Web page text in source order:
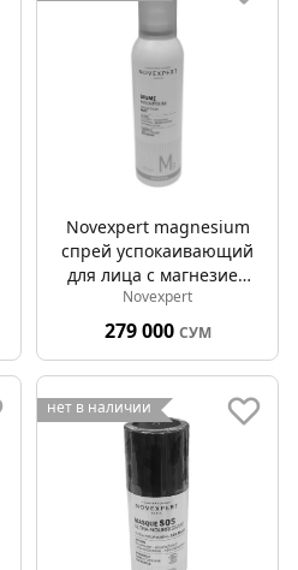
Novexpert magnesium
спрей успокаивающий
для лица с магнезией
150мл
Novexpert
279 000 СУМ
нет в наличии